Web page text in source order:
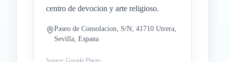
centro de devocion y arte religioso.
Paseo de Consolacion, S/N, 41710 Utrera,
Sevilla, Espana
Source: Google Places